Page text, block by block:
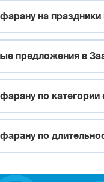
на
предложения в
по категории
по